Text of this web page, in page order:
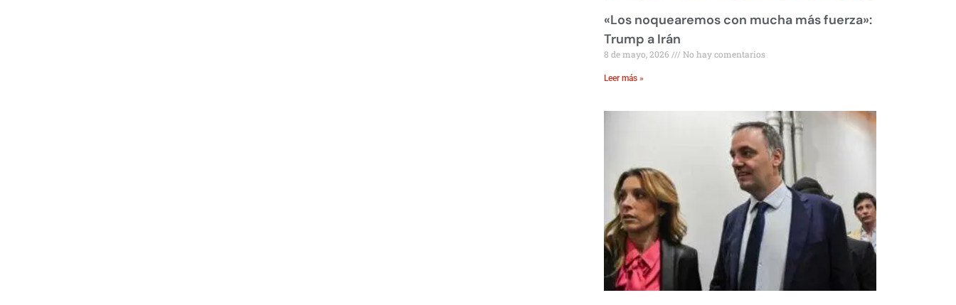
«Los noquearemos con mucha más fuerza»:
Trump a Irán
8 de mayo, 2026 No hay comentarios
Leer más »